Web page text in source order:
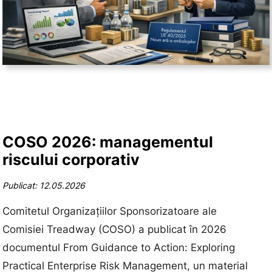
COSO 2026: managementul
riscului corporativ
Publicat: 12.05.2026
Comitetul Organizațiilor Sponsorizatoare ale
Comisiei Treadway (COSO) a publicat în 2026
documentul From Guidance to Action: Exploring
Practical Enterprise Risk Management, un material